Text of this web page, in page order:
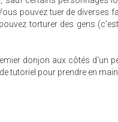
pouvez tuer de diverses
torturer des gens
donjon aux côtés d'un
tutoriel pour prendre en main